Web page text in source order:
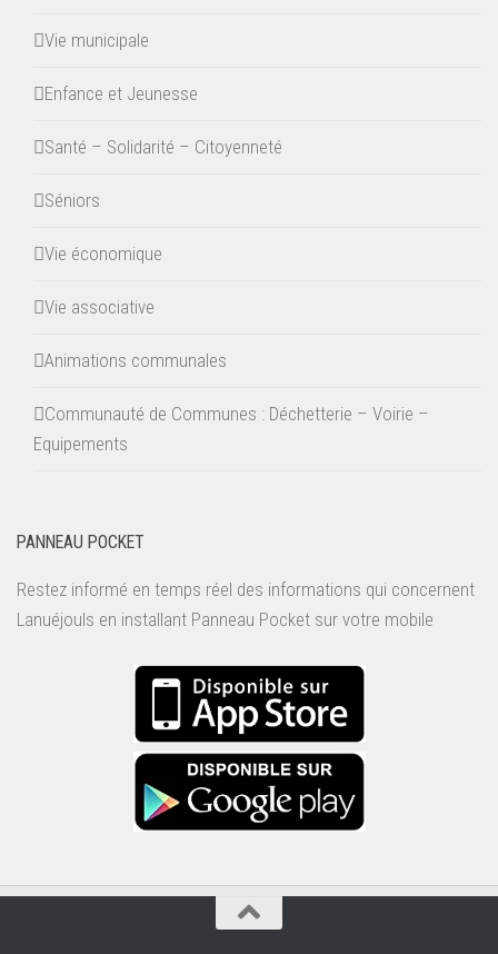
Vie municipale
Enfance et Jeunesse
Santé – Solidarité – Citoyenneté
Séniors
Vie économique
Vie associative
Animations communales
Communauté de Communes : Déchetterie – Voirie –
Equipements
PANNEAU POCKET
Restez informé en temps réel des informations qui concernent
Lanuéjouls en installant Panneau Pocket sur votre mobile